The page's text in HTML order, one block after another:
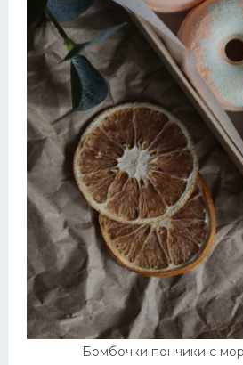
Бомбочки пончики с